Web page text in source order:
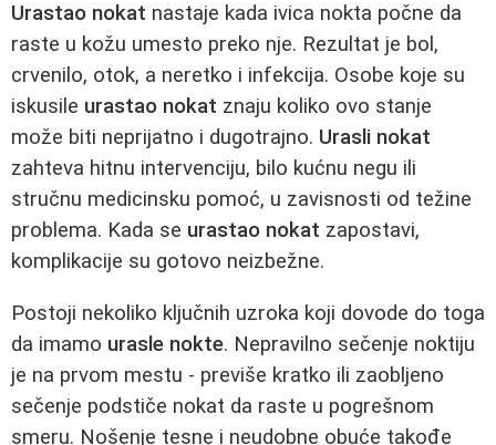
Urastao nokat nastaje kada ivica nokta počne da
raste u kožu umesto preko nje. Rezultat je bol,
crvenilo, otok, a neretko i infekcija. Osobe koje su
iskusile urastao nokat znaju koliko ovo stanje
može biti neprijatno i dugotrajno. Urasli nokat
zahteva hitnu intervenciju, bilo kućnu negu ili
stručnu medicinsku pomoć, u zavisnosti od težine
problema. Kada se urastao nokat zapostavi,
komplikacije su gotovo neizbežne.
Postoji nekoliko ključnih uzroka koji dovode do toga
da imamo urasle nokte. Nepravilno sečenje noktiju
je na prvom mestu - previše kratko ili zaobljeno
sečenje podstiče nokat da raste u pogrešnom
smeru. Nošenje tesne i neudobne obuće takođe